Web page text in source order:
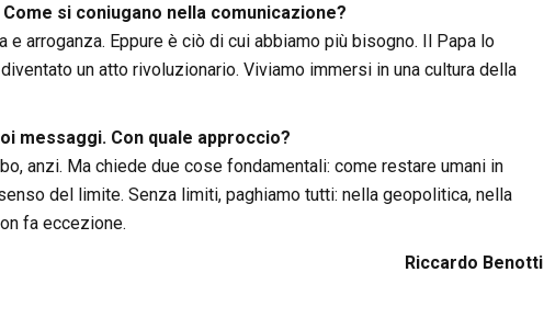
si coniugano nella comunicazione?
arroganza. Eppure è ciò di cui abbiamo più bisogno. Il Papa lo
un atto rivoluzionario. Viviamo immersi in una cultura della
messaggi. Con quale approccio?
anzi. Ma chiede due cose fondamentali: come restare umani in
del limite. Senza limiti, paghiamo tutti: nella geopolitica, nella
fa eccezione.
Riccardo Benotti